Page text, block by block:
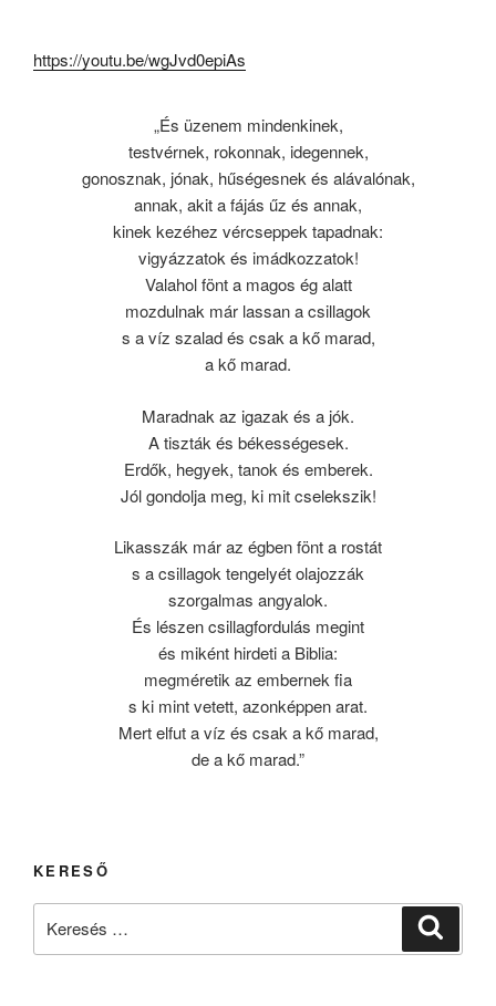
https://youtu.be/wgJvd0epiAs
„És üzenem mindenkinek,
testvérnek, rokonnak, idegennek,
gonosznak, jónak, hűségesnek és alávalónak,
annak, akit a fájás űz és annak,
kinek kezéhez vércseppek tapadnak:
vigyázzatok és imádkozzatok!
Valahol fönt a magos ég alatt
mozdulnak már lassan a csillagok
s a víz szalad és csak a kő marad,
a kő marad.
Maradnak az igazak és a jók.
A tiszták és békességesek.
Erdők, hegyek, tanok és emberek.
Jól gondolja meg, ki mit cselekszik!
Likasszák már az égben fönt a rostát
s a csillagok tengelyét olajozzák
szorgalmas angyalok.
És lészen csillagfordulás megint
és miként hirdeti a Biblia:
megméretik az embernek fia
s ki mint vetett, azonképpen arat.
Mert elfut a víz és csak a kő marad,
de a kő marad.”
KERESŐ